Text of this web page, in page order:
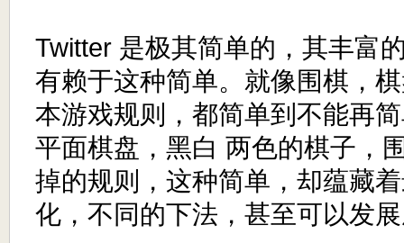
Twitter 是极其简单的，其丰富
有赖于这种简单。就像围棋，
本游戏规则，都简单到不能再
平面棋盘，黑白 两色的棋子，
掉的规则，这种简单，却蕴藏
化，不同的下法，甚至可以发